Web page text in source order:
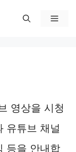
메
영상을 시청
유튜브 채널
등을 안내합